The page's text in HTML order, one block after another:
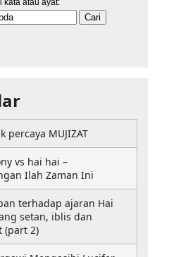
percaya MUJIZAT
vs hai hai –
Ilah Zaman Ini
terhadap ajaran Hai
setan, iblis dan
(part 2)